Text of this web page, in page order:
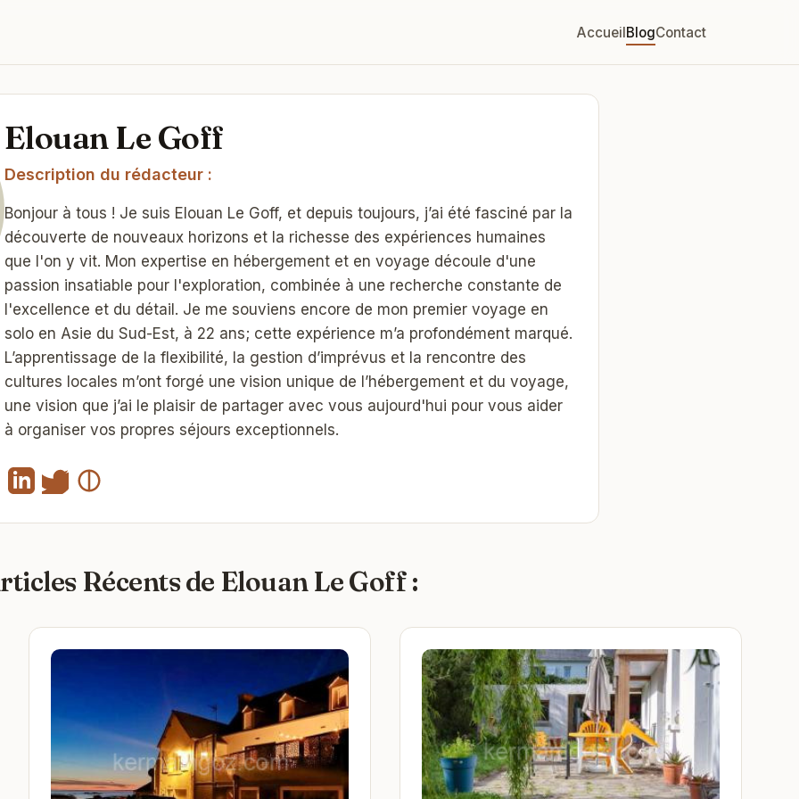
AccueilBlogContact
Elouan Le Goff
Description du rédacteur :
Bonjour à tous ! Je suis Elouan Le Goff, et depuis toujours, j’ai été fasciné par la
découverte de nouveaux horizons et la richesse des expériences humaines
que l'on y vit. Mon expertise en hébergement et en voyage découle d'une
passion insatiable pour l'exploration, combinée à une recherche constante de
l'excellence et du détail. Je me souviens encore de mon premier voyage en
solo en Asie du Sud-Est, à 22 ans; cette expérience m’a profondément marqué.
L’apprentissage de la flexibilité, la gestion d’imprévus et la rencontre des
cultures locales m’ont forgé une vision unique de l’hébergement et du voyage,
une vision que j’ai le plaisir de partager avec vous aujourd'hui pour vous aider
à organiser vos propres séjours exceptionnels.
Récents de Elouan Le Goff :